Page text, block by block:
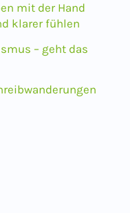
mit der Hand
klarer fühlen
– geht das